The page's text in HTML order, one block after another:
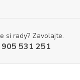
si rady? Zavolajte.
531 251